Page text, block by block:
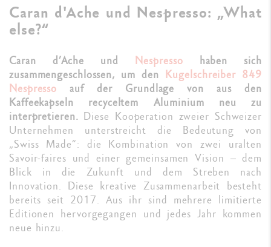
Caran d'Ache und Nespresso: „What
else?“
Caran d’Ache und Nespresso haben sich
zusammengeschlossen, um den Kugelschreiber 849
Nespresso auf der Grundlage von aus den
Kaffeekapseln recyceltem Aluminium neu zu
interpretieren. Diese Kooperation zweier Schweizer
Unternehmen unterstreicht die Bedeutung von
„Swiss Made“: die Kombination von zwei uralten
Savoir-faires und einer gemeinsamen Vision – dem
Blick in die Zukunft und dem Streben nach
Innovation. Diese kreative Zusammenarbeit besteht
bereits seit 2017. Aus ihr sind mehrere limitierte
Editionen hervorgegangen und jedes Jahr kommen
neue hinzu.